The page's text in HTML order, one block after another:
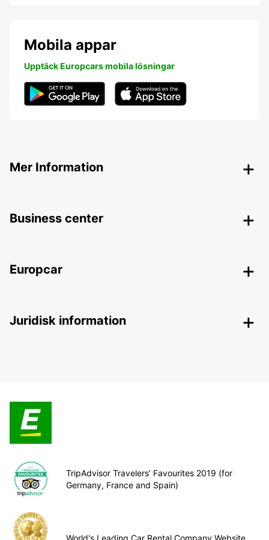
Mobila appar
Upptäck Europcars mobila lösningar
Mer Information
Business center
Europcar
Juridisk information
TripAdvisor Travelers’ Favourites 2019 (for
Germany, France and Spain)